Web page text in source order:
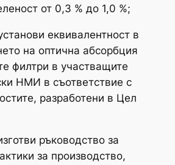
от 0,3 % до 1,0 %;
еквивалентност в
на оптична абсорбция
филтри в участващите
НМИ в съответствие с
разработени в Цел
ръководство за
за производство,